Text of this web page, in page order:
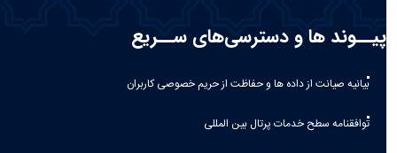
پیــوند ها و دسترسی‌های ســریع
بیانیه صيانت از داده ها و حفاظت از حريم خصوصی كاربران
توافقنامه سطح خدمات پرتال بین المللی